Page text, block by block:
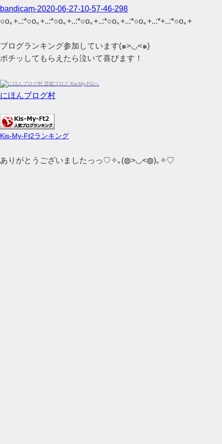
bandicam-2020-06-27-10-57-46-298
○o｡+..:*○o｡+..:*○o｡+..:*○o｡+..:*○o｡+..:*○o｡+..:*+..:*○o｡+
ブログランキング参加しています(๑>◡<๑)
ポチッしてもらえたら泣いて喜びます！
にほんブログ村
Kis-My-Ft2ランキング
ありがとうございましたっっ♡✧｡(◍>◡<◍)｡✧♡